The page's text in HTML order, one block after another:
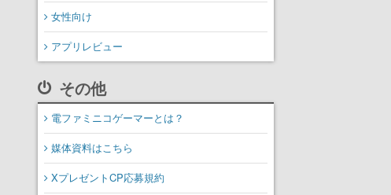
女性向け
アプリレビュー
その他
電ファミニコゲーマーとは？
媒体資料はこちら
XプレゼントCP応募規約